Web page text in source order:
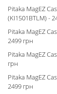
Pitaka MagEZ
(KI1501BTLM) -
Pitaka MagEZ
2499 грн
Pitaka MagEZ
грн
Pitaka MagEZ
2499 грн